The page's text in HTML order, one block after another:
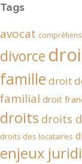
Tags
avocat
divorce
famille droit
familial droit
droits droits
droits des locataires
enjeux